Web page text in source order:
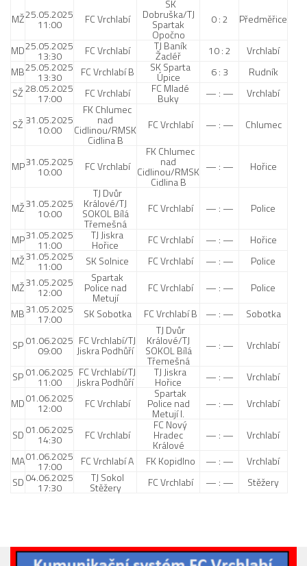
MŽ25.05.2025
11:00 FC Vrchlabí
SK
Dobruška/TJ
Spartak
Opočno
0 : 2 Předměřice
MD25.05.2025
13:30 FC Vrchlabí TJ Baník
Žacléř 10 : 2
Vrchlabí
MB25.05.2025
13:30 FC Vrchlabí B SK Sparta
Úpice 6 : 3
Rudník
SŽ28.05.2025
17:00 FC Vrchlabí FC Mladé
Buky — : — Vrchlabí
SŽ 31.05.2025
10:00
FK Chlumec
nad
Cidlinou/RMSK
Cidlina B
FC Vrchlabí — : — Chlumec
MP31.05.2025
10:00 FC Vrchlabí
FK Chlumec
nad
Cidlinou/RMSK
Cidlina B
— : — Hořice
MŽ31.05.2025
10:00
TJ Dvůr
Králové/TJ
SOKOL Bílá
Třemešná
FC Vrchlabí — : — Police
MP31.05.2025
11:00
TJ Jiskra
Hořice FC Vrchlabí — : —
Hořice
MŽ31.05.2025
11:00 SK Solnice FC Vrchlabí — : —
Police
MŽ31.05.2025
12:00
Spartak
Police nad
Metují
FC Vrchlabí — : —
Police
MB31.05.2025
17:00 SK Sobotka FC Vrchlabí B — : — Sobotka
SP01.06.2025
09:00
FC Vrchlabí/TJ
Jiskra Podhůří
TJ Dvůr
Králové/TJ
SOKOL Bílá
Třemešná
— : — Vrchlabí
SP01.06.2025
11:00
FC Vrchlabí/TJ
Jiskra Podhůří
TJ Jiskra
Hořice — : —
Vrchlabí
MD01.06.2025
12:00 FC Vrchlabí
Spartak
Police nad
Metují I.
— : — Vrchlabí
SD01.06.2025
14:30 FC Vrchlabí
FC Nový
Hradec
Králové
— : —
Vrchlabí
MA01.06.2025
17:00 FC Vrchlabí A FK Kopidlno — : —
Vrchlabí
SD04.06.2025
17:30
TJ Sokol
Stěžery FC Vrchlabí — : — Stěžery